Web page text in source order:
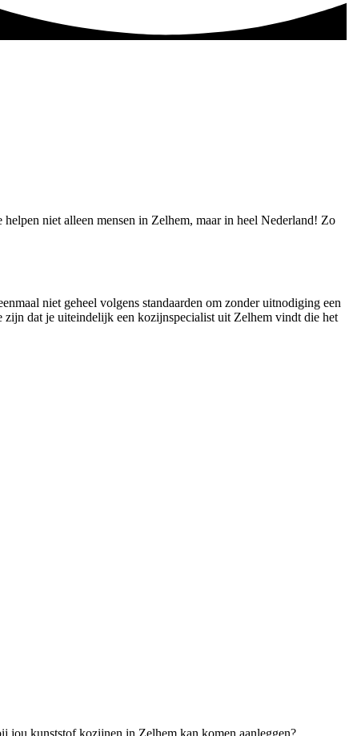
niet alleen mensen in Zelhem, maar in heel Nederland! Zo
niet geheel volgens standaarden om zonder uitnodiging een
dat je uiteindelijk een kozijnspecialist uit Zelhem vindt die het
jou kunststof kozijnen in Zelhem kan komen aanleggen?